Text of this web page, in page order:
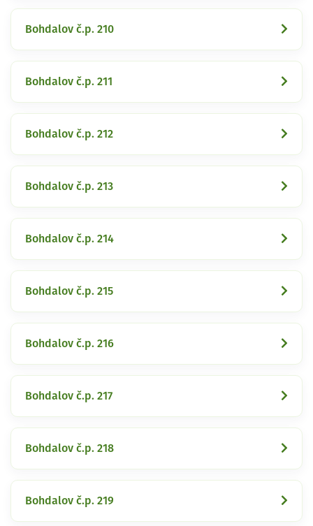
Bohdalov č.p. 210
Bohdalov č.p. 211
Bohdalov č.p. 212
Bohdalov č.p. 213
Bohdalov č.p. 214
Bohdalov č.p. 215
Bohdalov č.p. 216
Bohdalov č.p. 217
Bohdalov č.p. 218
Bohdalov č.p. 219